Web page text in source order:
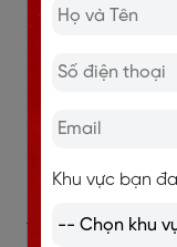
Khóa học
Khóa học
Đăng ký nhận
Bài tập 4: Điền
1. Everest is the
Khu vực bạn